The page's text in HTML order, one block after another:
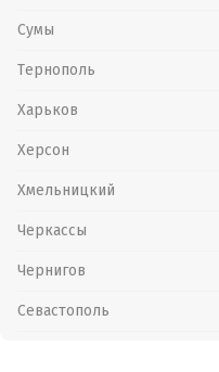
Сумы
Тернополь
Харьков
Херсон
Хмельницкий
Черкассы
Чернигов
Севастополь